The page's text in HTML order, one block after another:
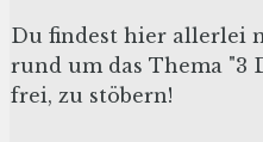
Du findest hier allerlei
rund um das Thema "3
frei, zu stöbern!